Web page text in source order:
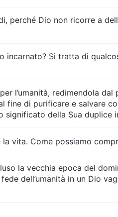
perché Dio non ricorre a
Si tratta di
l’umanità, redimendola
di purificare e salvare
significato della Sua duplice
vita. Come possiamo
la vecchia epoca del
dell’umanità in un Dio